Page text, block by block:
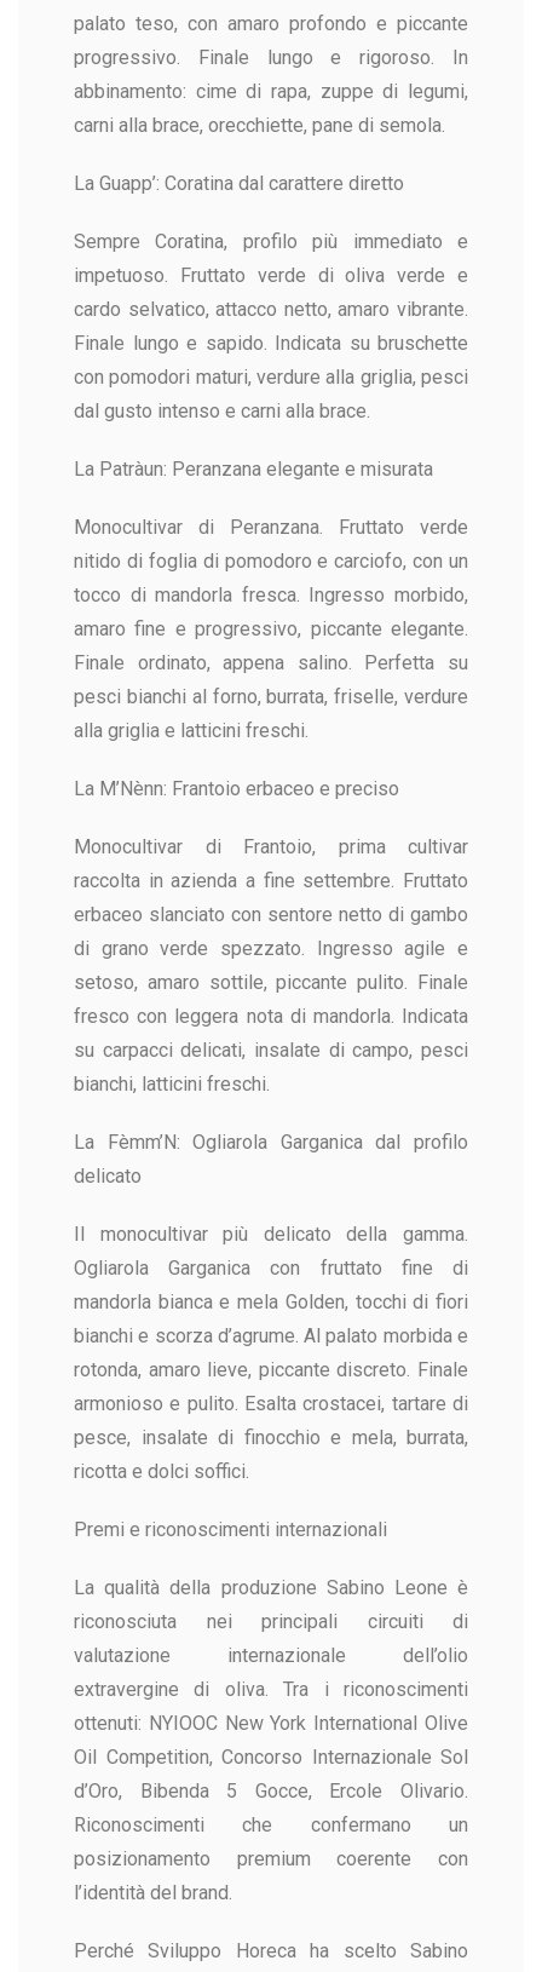
palato teso, con amaro profondo e piccante
progressivo. Finale lungo e rigoroso. In
abbinamento: cime di rapa, zuppe di legumi,
carni alla brace, orecchiette, pane di semola.
La Guapp’: Coratina dal carattere diretto
Sempre Coratina, profilo più immediato e
impetuoso. Fruttato verde di oliva verde e
cardo selvatico, attacco netto, amaro vibrante.
Finale lungo e sapido. Indicata su bruschette
con pomodori maturi, verdure alla griglia, pesci
dal gusto intenso e carni alla brace.
La Patràun: Peranzana elegante e misurata
Monocultivar di Peranzana. Fruttato verde
nitido di foglia di pomodoro e carciofo, con un
tocco di mandorla fresca. Ingresso morbido,
amaro fine e progressivo, piccante elegante.
Finale ordinato, appena salino. Perfetta su
pesci bianchi al forno, burrata, friselle, verdure
alla griglia e latticini freschi.
La M’Nènn: Frantoio erbaceo e preciso
Monocultivar di Frantoio, prima cultivar
raccolta in azienda a fine settembre. Fruttato
erbaceo slanciato con sentore netto di gambo
di grano verde spezzato. Ingresso agile e
setoso, amaro sottile, piccante pulito. Finale
fresco con leggera nota di mandorla. Indicata
su carpacci delicati, insalate di campo, pesci
bianchi, latticini freschi.
La Fèmm’N: Ogliarola Garganica dal profilo
delicato
Il monocultivar più delicato della gamma.
Ogliarola Garganica con fruttato fine di
mandorla bianca e mela Golden, tocchi di fiori
bianchi e scorza d’agrume. Al palato morbida e
rotonda, amaro lieve, piccante discreto. Finale
armonioso e pulito. Esalta crostacei, tartare di
pesce, insalate di finocchio e mela, burrata,
ricotta e dolci soffici.
Premi e riconoscimenti internazionali
La qualità della produzione Sabino Leone è
riconosciuta nei principali circuiti di
valutazione internazionale dell’olio
extravergine di oliva. Tra i riconoscimenti
ottenuti: NYIOOC New York International Olive
Oil Competition, Concorso Internazionale Sol
d’Oro, Bibenda 5 Gocce, Ercole Olivario.
Riconoscimenti che confermano un
posizionamento premium coerente con
l’identità del brand.
Perché Sviluppo Horeca ha scelto Sabino